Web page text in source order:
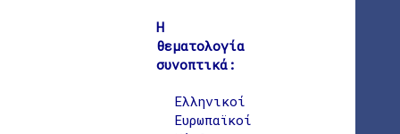
Η
θεματολογία
συνοπτικά:
Ελληνικοί
Ευρωπαϊκοί